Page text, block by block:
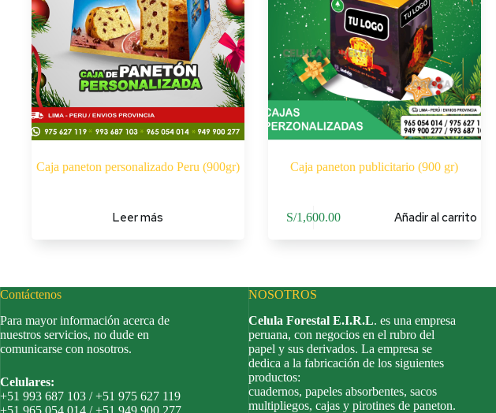
Caja paneton personalizado Peru (900gr)
Leer más
Caja paneton publicitario (900 gr)
S/1,600.00 Añadir al carrito
Contáctenos
Para mayor información acerca de
nuestros servicios, no dude en
comunicarse con nosotros.
Celulares:
+51 993 687 103 / +51 975 627 119
+51 965 054 014 / +51 949 900 277
NOSOTROS
Celula Forestal E.I.R.L. es una empresa
peruana, con negocios en el rubro del
papel y sus derivados. La empresa se
dedica a la fabricación de los siguientes
productos:
cuadernos, papeles absorbentes, sacos
multipliegos, cajas y pirotines de paneton.